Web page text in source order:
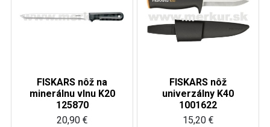
FISKARS nôž na
minerálnu vlnu K20
125870
20,90 €
FISKARS nôž
univerzálny K40
1001622
15,20 €